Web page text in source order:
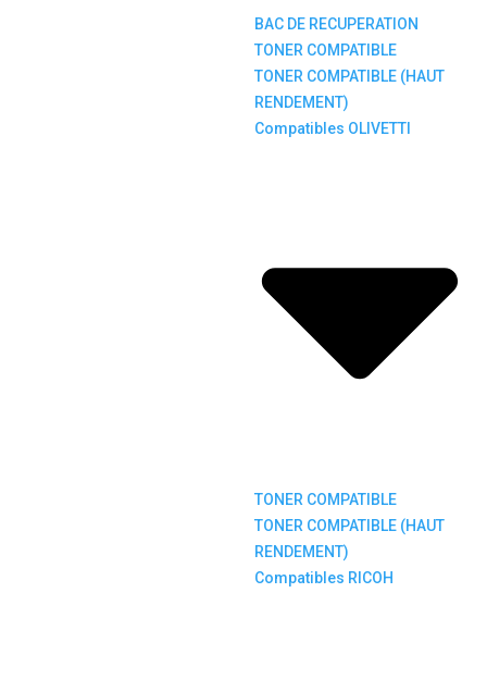
BAC DE RECUPERATION
TONER COMPATIBLE
TONER COMPATIBLE (HAUT
RENDEMENT)
Compatibles OLIVETTI
TONER COMPATIBLE
TONER COMPATIBLE (HAUT
RENDEMENT)
Compatibles RICOH